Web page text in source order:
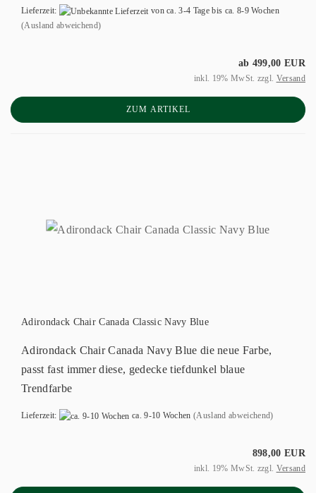
Lieferzeit:
von ca. 3-4 Tage bis ca. 8-9 Wochen
(Ausland abweichend)
ab 499,00 EUR
inkl. 19% MwSt. zzgl. Versand
ZUM ARTIKEL
Adirondack Chair Canada Classic Navy Blue
Adirondack Chair Canada Navy Blue die neue Farbe,
passt fast immer diese, gedecke tiefdunkel blaue
Trendfarbe
Lieferzeit: ca. 9-10 Wochen (Ausland abweichend)
898,00 EUR
inkl. 19% MwSt. zzgl. Versand